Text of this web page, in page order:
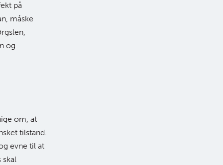
på
måske
og
om, at
tilstand.
evne til at
skal